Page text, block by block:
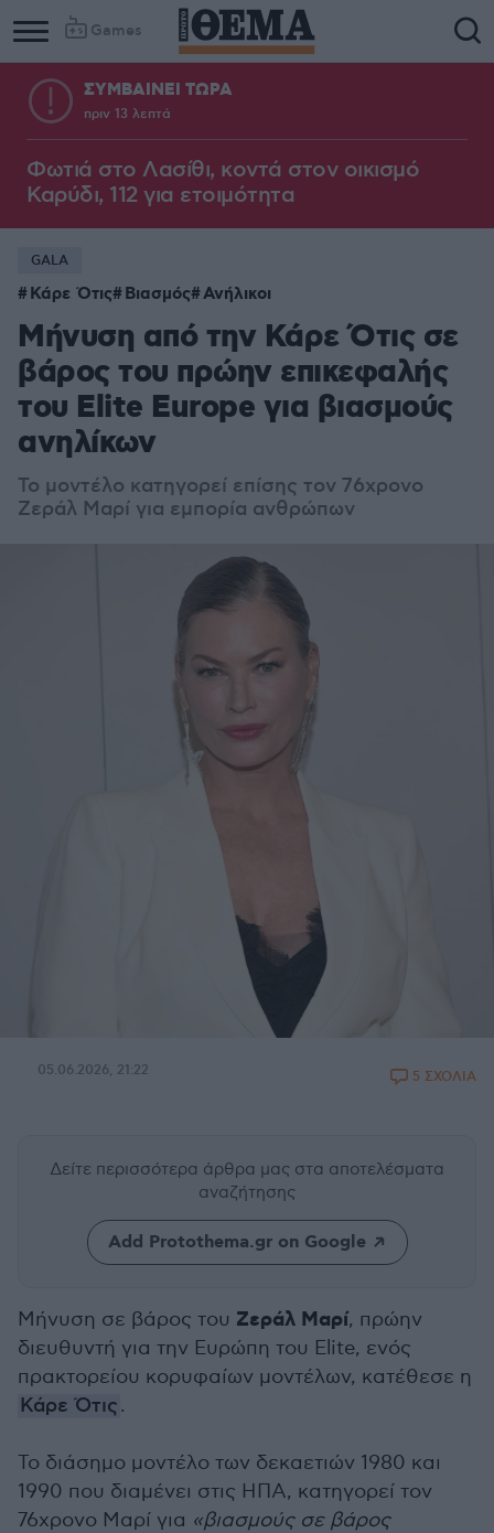
Games
ΣΥΜΒΑΙΝΕΙ ΤΩΡΑ
πριν 13 λεπτά
Φωτιά στο Λασίθι, κοντά στον οικισμό
Καρύδι, 112 για ετοιμότητα
GALA
Κάρε Ότις Βιασμός Ανήλικοι
Μήνυση από την Κάρε Ότις σε
βάρος του πρώην επικεφαλής
του Elite Europe για βιασμούς
ανηλίκων
Το μοντέλο κατηγορεί επίσης τον 76χρονο
Ζεράλ Μαρί για εμπορία ανθρώπων
05.06.2026, 21:22 5 ΣΧΟΛΙΑ
Δείτε περισσότερα άρθρα μας στα αποτελέσματα
αναζήτησης
Add Protothema.gr on Google
Μήνυση σε βάρος του Ζεράλ Μαρί, πρώην
διευθυντή για την Ευρώπη του Elite, ενός
πρακτορείου κορυφαίων μοντέλων, κατέθεσε η
Κάρε Ότις.
Το διάσημο μοντέλο των δεκαετιών 1980 και
1990 που διαμένει στις ΗΠΑ, κατηγορεί τον
76χρονο Μαρί για «βιασμούς σε βάρος